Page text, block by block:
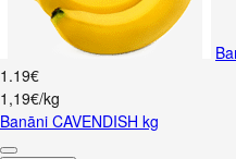
1 .19€
1,19€/kg
Banāni CAVENDISH kg